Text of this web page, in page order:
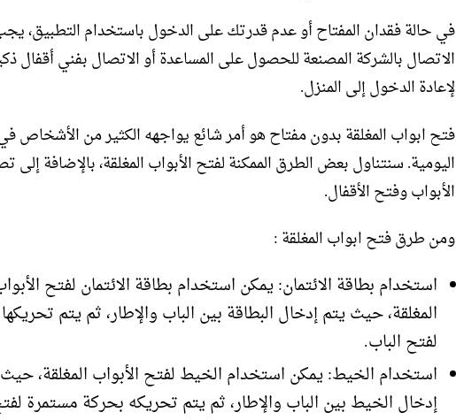
في حالة فقدان المفتاح أو عدم قدرتك على الدخول باستخدام التطبيق،
الاتصال بالشركة المصنعة للحصول على المساعدة أو الاتصال بفني أقفال
لإعادة الدخول إلى المنزل.
فتح ابواب المغلقة بدون مفتاح هو أمر شائع يواجهه الكثير من الأشخاص
اليومية. سنتناول بعض الطرق الممكنة لفتح الأبواب المغلقة، بالإضافة إلى
الأبواب وفتح الأقفال.
ومن طرق فتح ابواب المغلقة :
استخدام بطاقة الائتمان: يمكن استخدام بطاقة الائتمان لفتح
المغلقة، حيث يتم إدخال البطاقة بين الباب والإطار، ثم يتم
لفتح الباب.
استخدام الخيط: يمكن استخدام الخيط لفتح الأبواب المغلقة،
إدخال الخيط بين الباب والإطار، ثم يتم تحريكه بحركة مستمرة